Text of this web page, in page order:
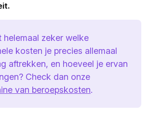
helemaal zeker welke
kosten je precies allemaal
aftrekken, en hoeveel je ervan
Check dan onze
van beroepskosten.